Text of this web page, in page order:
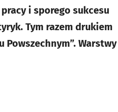
i sporego sukcesu
Tym razem drukiem
Warstwy